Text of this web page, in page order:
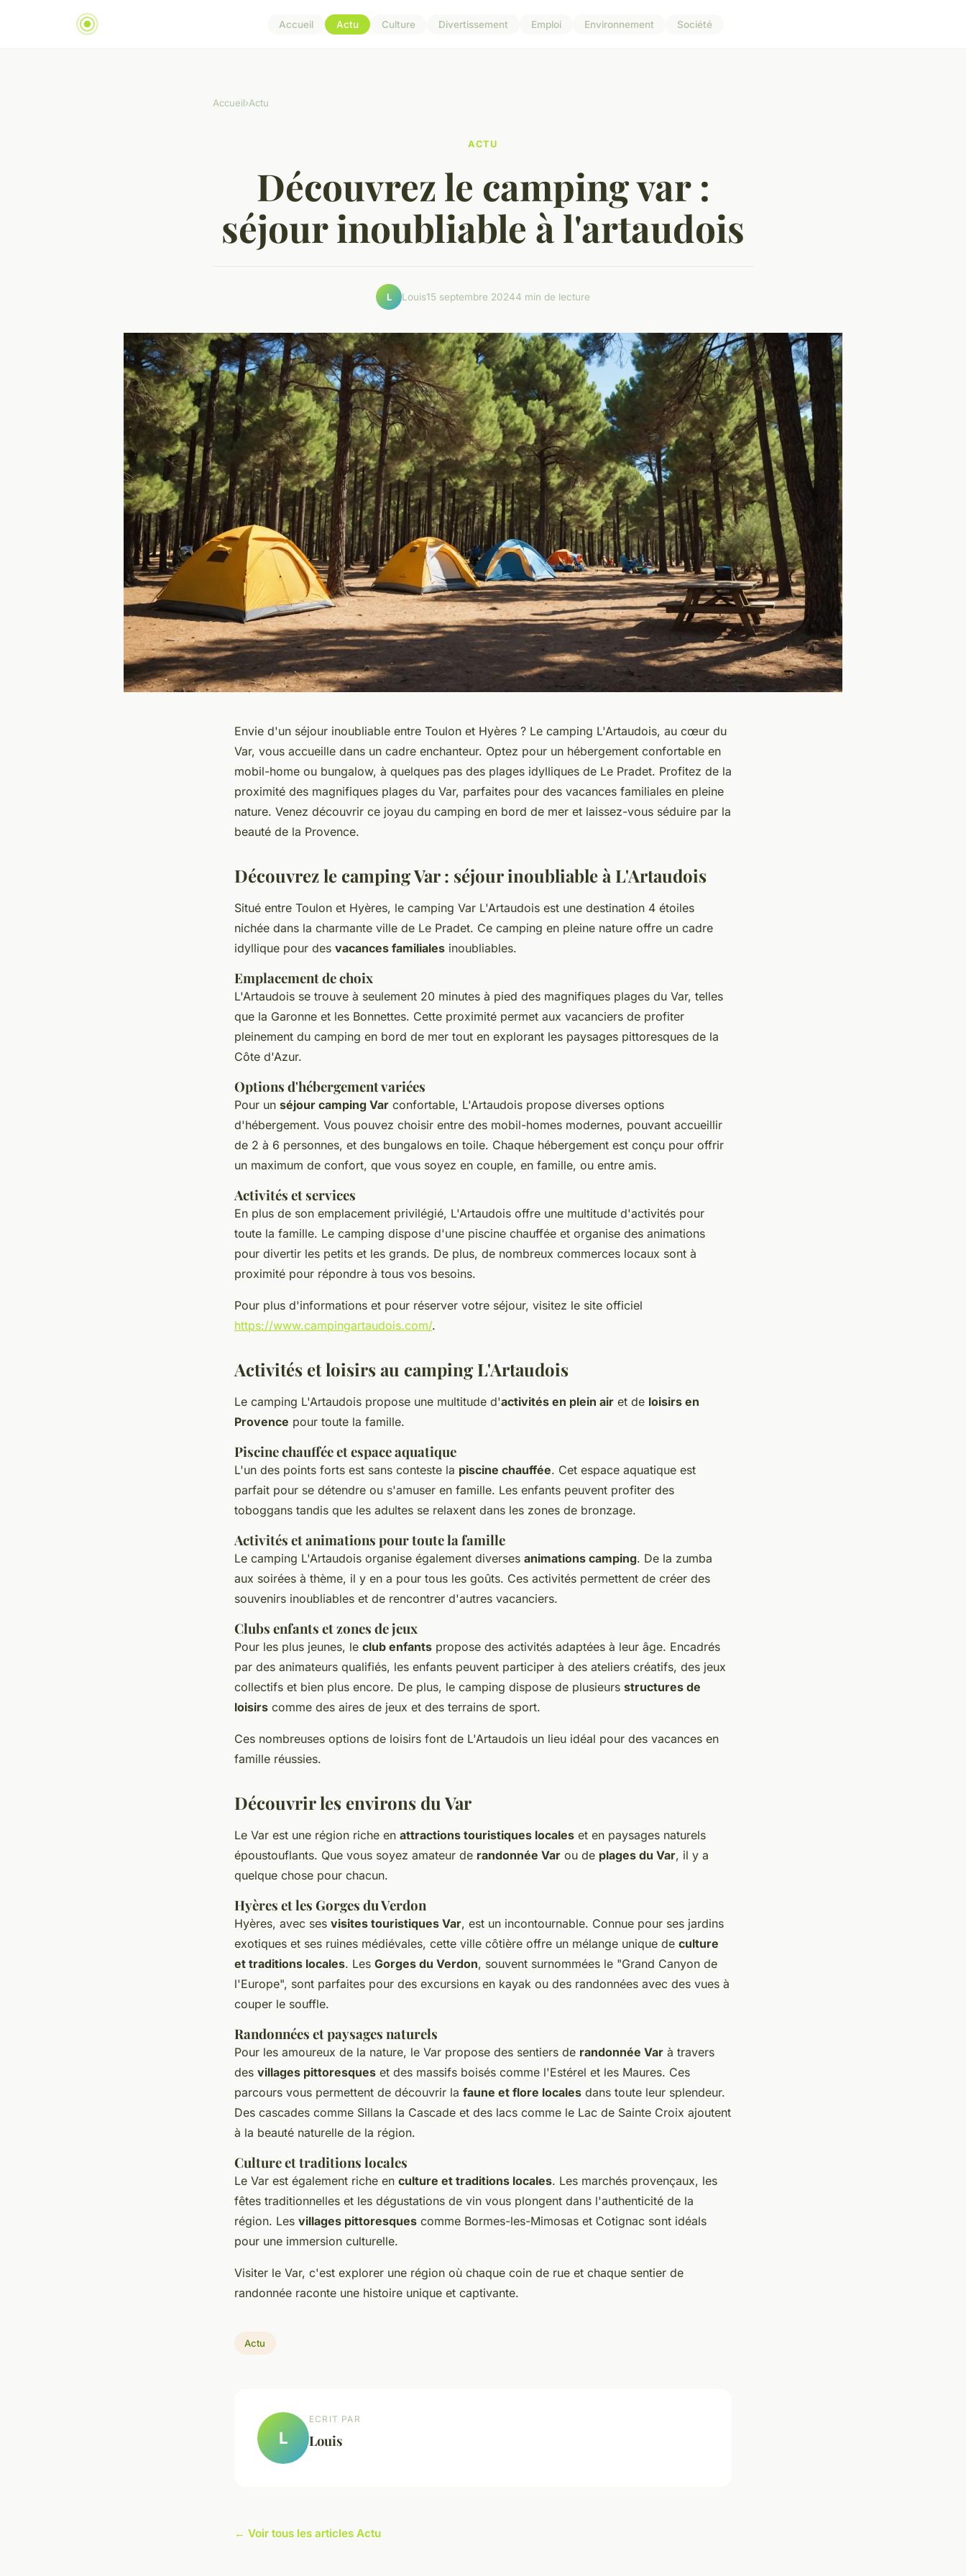
Accueil Actu Culture Divertissement Emploi Environnement Société
Accueil›Actu
ACTU
Découvrez le camping var :
séjour inoubliable à l'artaudois
L Louis15 septembre 20244 min de lecture
Envie d'un séjour inoubliable entre Toulon et Hyères ? Le camping L'Artaudois, au cœur du
Var, vous accueille dans un cadre enchanteur. Optez pour un hébergement confortable en
mobil-home ou bungalow, à quelques pas des plages idylliques de Le Pradet. Profitez de la
proximité des magnifiques plages du Var, parfaites pour des vacances familiales en pleine
nature. Venez découvrir ce joyau du camping en bord de mer et laissez-vous séduire par la
beauté de la Provence.
Découvrez le camping Var : séjour inoubliable à L'Artaudois
Situé entre Toulon et Hyères, le camping Var L'Artaudois est une destination 4 étoiles
nichée dans la charmante ville de Le Pradet. Ce camping en pleine nature offre un cadre
idyllique pour des vacances familiales inoubliables.
Emplacement de choix
L'Artaudois se trouve à seulement 20 minutes à pied des magnifiques plages du Var, telles
que la Garonne et les Bonnettes. Cette proximité permet aux vacanciers de profiter
pleinement du camping en bord de mer tout en explorant les paysages pittoresques de la
Côte d'Azur.
Options d'hébergement variées
Pour un séjour camping Var confortable, L'Artaudois propose diverses options
d'hébergement. Vous pouvez choisir entre des mobil-homes modernes, pouvant accueillir
de 2 à 6 personnes, et des bungalows en toile. Chaque hébergement est conçu pour offrir
un maximum de confort, que vous soyez en couple, en famille, ou entre amis.
Activités et services
En plus de son emplacement privilégié, L'Artaudois offre une multitude d'activités pour
toute la famille. Le camping dispose d'une piscine chauffée et organise des animations
pour divertir les petits et les grands. De plus, de nombreux commerces locaux sont à
proximité pour répondre à tous vos besoins.
Pour plus d'informations et pour réserver votre séjour, visitez le site officiel
https://www.campingartaudois.com/.
Activités et loisirs au camping L'Artaudois
Le camping L'Artaudois propose une multitude d'activités en plein air et de loisirs en
Provence pour toute la famille.
Piscine chauffée et espace aquatique
L'un des points forts est sans conteste la piscine chauffée. Cet espace aquatique est
parfait pour se détendre ou s'amuser en famille. Les enfants peuvent profiter des
toboggans tandis que les adultes se relaxent dans les zones de bronzage.
Activités et animations pour toute la famille
Le camping L'Artaudois organise également diverses animations camping. De la zumba
aux soirées à thème, il y en a pour tous les goûts. Ces activités permettent de créer des
souvenirs inoubliables et de rencontrer d'autres vacanciers.
Clubs enfants et zones de jeux
Pour les plus jeunes, le club enfants propose des activités adaptées à leur âge. Encadrés
par des animateurs qualifiés, les enfants peuvent participer à des ateliers créatifs, des jeux
collectifs et bien plus encore. De plus, le camping dispose de plusieurs structures de
loisirs comme des aires de jeux et des terrains de sport.
Ces nombreuses options de loisirs font de L'Artaudois un lieu idéal pour des vacances en
famille réussies.
Découvrir les environs du Var
Le Var est une région riche en attractions touristiques locales et en paysages naturels
époustouflants. Que vous soyez amateur de randonnée Var ou de plages du Var, il y a
quelque chose pour chacun.
Hyères et les Gorges du Verdon
Hyères, avec ses visites touristiques Var, est un incontournable. Connue pour ses jardins
exotiques et ses ruines médiévales, cette ville côtière offre un mélange unique de culture
et traditions locales. Les Gorges du Verdon, souvent surnommées le "Grand Canyon de
l'Europe", sont parfaites pour des excursions en kayak ou des randonnées avec des vues à
couper le souffle.
Randonnées et paysages naturels
Pour les amoureux de la nature, le Var propose des sentiers de randonnée Var à travers
des villages pittoresques et des massifs boisés comme l'Estérel et les Maures. Ces
parcours vous permettent de découvrir la faune et flore locales dans toute leur splendeur.
Des cascades comme Sillans la Cascade et des lacs comme le Lac de Sainte Croix ajoutent
à la beauté naturelle de la région.
Culture et traditions locales
Le Var est également riche en culture et traditions locales. Les marchés provençaux, les
fêtes traditionnelles et les dégustations de vin vous plongent dans l'authenticité de la
région. Les villages pittoresques comme Bormes-les-Mimosas et Cotignac sont idéals
pour une immersion culturelle.
Visiter le Var, c'est explorer une région où chaque coin de rue et chaque sentier de
randonnée raconte une histoire unique et captivante.
Actu
L
ECRIT PAR
Louis
← Voir tous les articles Actu